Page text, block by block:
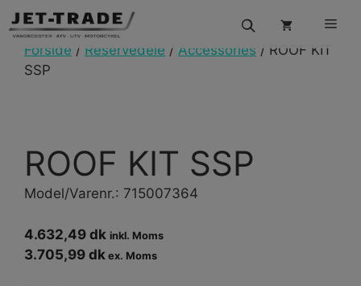
Hop
til
indholdForside / Reservedele / Accessories / ROOF KIT
SSP
ROOF KIT SSP
Model/Varenr.: 715007364
4.632,49 dk inkl. Moms
3.705,99 dk ex. Moms